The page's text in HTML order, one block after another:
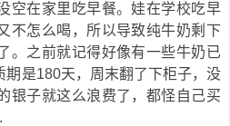
空在家里吃早餐。娃在学校吃早
不怎么喝，所以导致纯牛奶剩下
。之前就记得好像有一些牛奶已
期是180天，周末翻了下柜子，没
银子就这么浪费了，都怪自己买